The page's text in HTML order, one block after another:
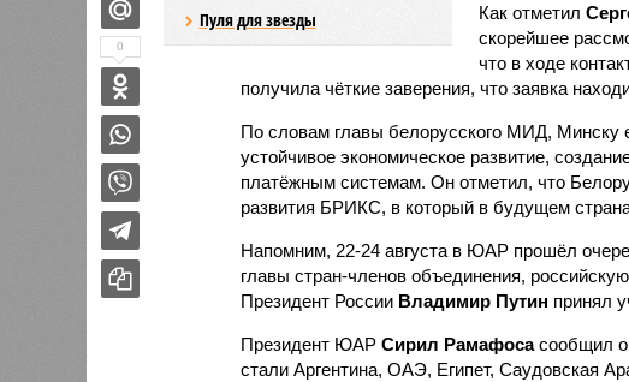
Пуля для звезды Как отметил
скорейшее
что в ходе
получила чёткие заверения, что заявка
По словам главы белорусского МИД, Минску
устойчивое экономическое развитие,
платёжным системам. Он отметил, что
развития БРИКС, в который в будущем
Напомним, 22-24 августа в ЮАР прошёл
главы стран-членов объединения,
Президент России Владимир Путин принял
Президент ЮАР Сирил Рамафосасообщил о
стали Аргентина, ОАЭ, Египет, Саудовская
0